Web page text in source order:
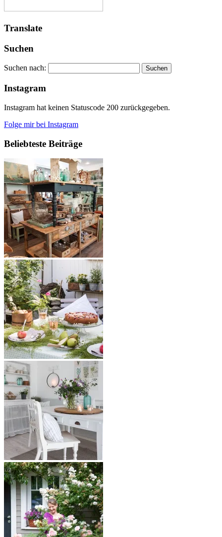
Translate
Suchen
Suchen nach:
Instagram
Instagram hat keinen Statuscode 200 zurückgegeben.
Folge mir bei Instagram
Beliebteste Beiträge